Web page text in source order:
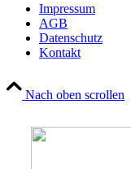
Impressum
AGB
Datenschutz
Kontakt
Nach oben scrollen